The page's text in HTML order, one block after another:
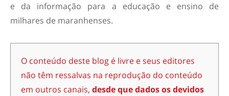
e da informação para a educação e ensino de
milhares de maranhenses.
O conteúdo deste blog é livre e seus editores
não têm ressalvas na reprodução do conteúdo
em outros canais, desde que dados os devidos